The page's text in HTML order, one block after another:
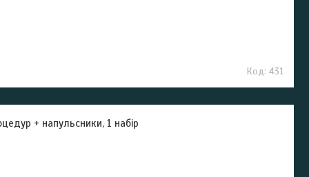
431
+ напульсники, 1 набір